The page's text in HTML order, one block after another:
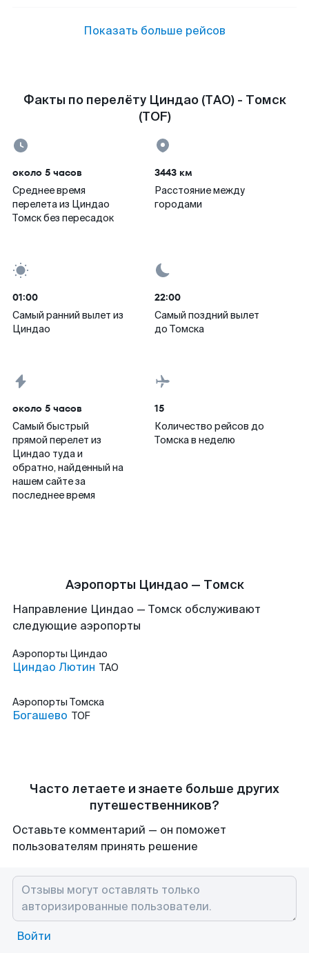
Показать больше рейсов
Факты по перелёту Циндао (TAO) - Томск
(TOF)
около 5 часов
Среднее время
перелета из Циндао
Томск без пересадок
3443 км
Расстояние между
городами
01:00
Самый ранний вылет из
Циндао
22:00
Самый поздний вылет
до Томска
около 5 часов
Самый быстрый
прямой перелет из
Циндао туда и
обратно, найденный на
нашем сайте за
последнее время
15
Количество рейсов до
Томска в неделю
Аэропорты Циндао — Томск
Направление Циндао — Томск обслуживают
следующие аэропорты
Аэропорты Циндао
Циндао Лютин TAO
Аэропорты Томска
Богашево TOF
Часто летаете и знаете больше других
путешественников?
Оставьте комментарий — он поможет
пользователям принять решение
Войти